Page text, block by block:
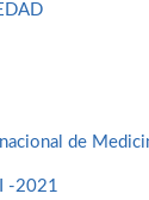
de
-2021